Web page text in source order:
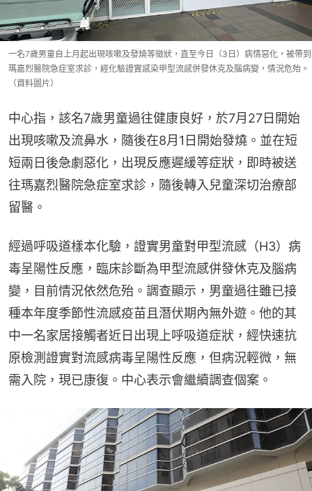
一名7歲男童自上月起出現咳嗽及發燒等徵狀，直至今日（3日）病情惡化，被帶到
瑪嘉烈醫院急症室求診，經化驗證實感染甲型流感併發休克及腦病變，情況危殆。
（資料圖片）
中心指，該名7歲男童過往健康良好，於7月27日開始
出現咳嗽及流鼻水，隨後在8月1日開始發燒。並在短
短兩日後急劇惡化，出現反應遲緩等症狀，即時被送
往瑪嘉烈醫院急症室求診，隨後轉入兒童深切治療部
留醫。
經過呼吸道樣本化驗，證實男童對甲型流感（H3）病
毒呈陽性反應，臨床診斷為甲型流感併發休克及腦病
變，目前情況依然危殆。調查顯示，男童過往雖已接
種本年度季節性流感疫苗且潛伏期內無外遊。他的其
中一名家居接觸者近日出現上呼吸道症狀，經快速抗
原檢測證實對流感病毒呈陽性反應，但病況輕微，無
需入院，現已康復。中心表示會繼續調查個案。